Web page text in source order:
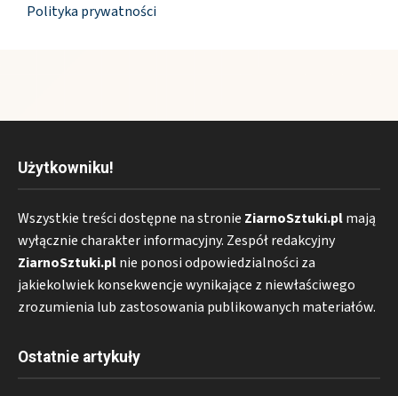
Polityka prywatności
Użytkowniku!
Wszystkie treści dostępne na stronie ZiarnoSztuki.plmają
wyłącznie charakter informacyjny. Zespół redakcyjny
ZiarnoSztuki.plnie ponosi odpowiedzialności za
jakiekolwiek konsekwencje wynikające z niewłaściwego
zrozumienia lub zastosowania publikowanych materiałów.
Ostatnie artykuły